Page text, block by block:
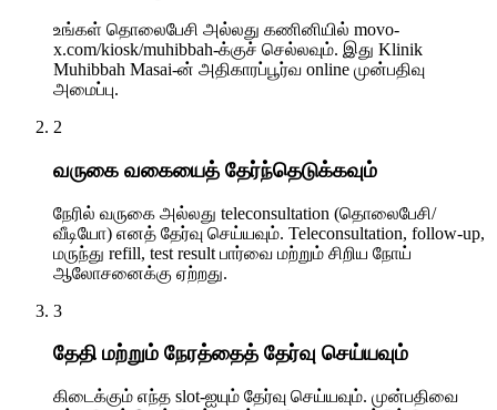
உங்கள் தொலைபேசி அல்லது கணினியில் movo-
x.com/kiosk/muhibbah-க்குச் செல்லவும். இது Klinik
Muhibbah Masai-ன் அதிகாரப்பூர்வ online முன்பதிவு
அமைப்பு.
2
வருகை வகையைத் தேர்ந்தெடுக்கவும்
நேரில் வருகை அல்லது teleconsultation (தொலைபேசி/
வீடியோ) எனத் தேர்வு செய்யவும். Teleconsultation, follow-up,
மருந்து refill, test result பார்வை மற்றும் சிறிய நோய்
ஆலோசனைக்கு ஏற்றது.
3
தேதி மற்றும் நேரத்தைத் தேர்வு செய்யவும்
கிடைக்கும் எந்த slot-ஐயும் தேர்வு செய்யவும். முன்பதிவை